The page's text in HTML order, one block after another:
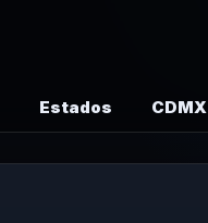
Estados CDMX